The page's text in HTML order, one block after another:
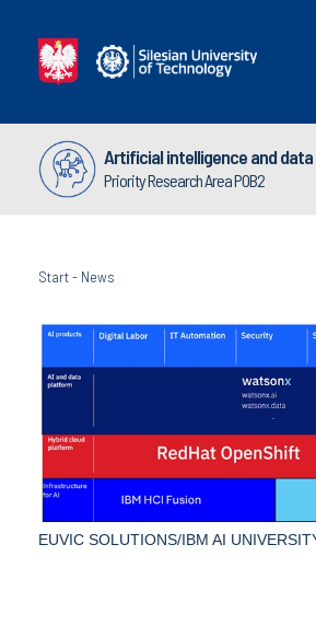
Artificial intelligence and
Priority Research Area POB2
Start- News
EUVIC SOLUTIONS/IBM AI